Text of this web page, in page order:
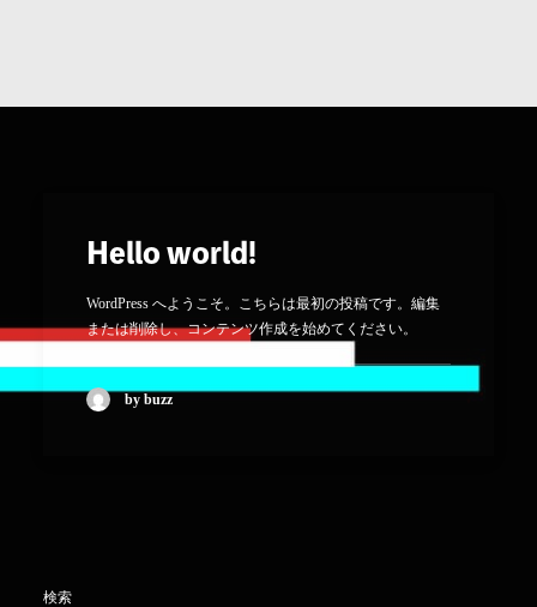
Hello world!
WordPress へようこそ。こちらは最初の投稿です。編集
または削除し、コンテンツ作成を始めてください。
by buzz
検索